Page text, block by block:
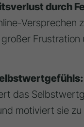
durch
Versprechen
das
motiviert sie